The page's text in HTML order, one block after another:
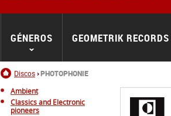
Inicio
Discos PHOTOPHONIE
GÉNEROS GEOMETRIK RECORDS
Ambient
Classics and Electronic
pioneers